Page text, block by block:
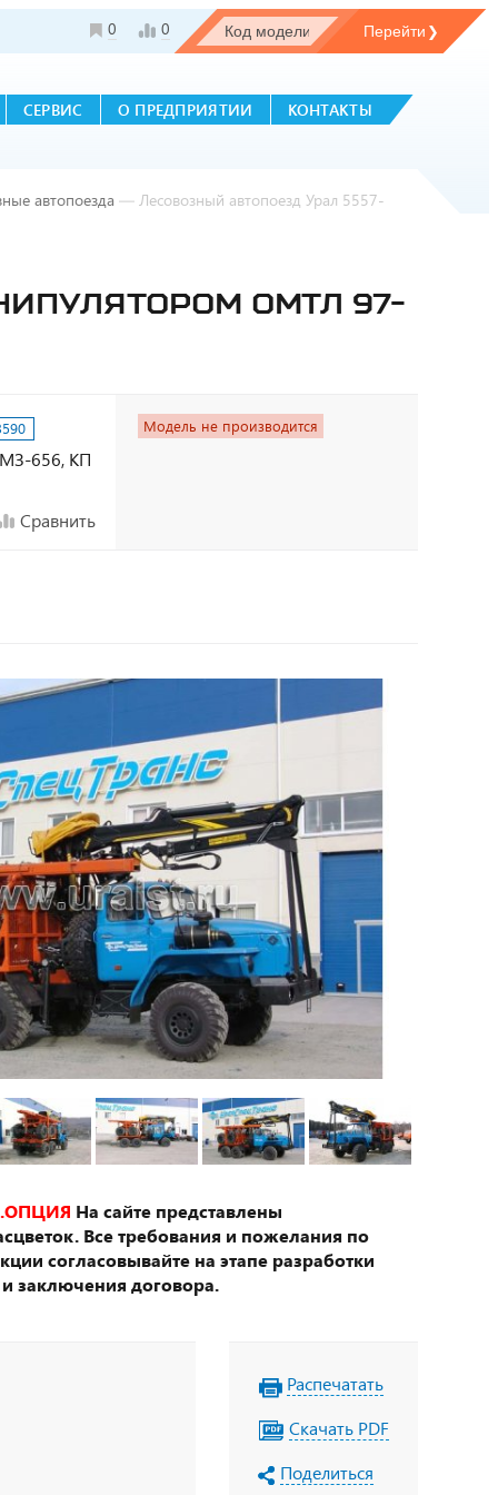
0 0
СЕРВИС О ПРЕДПРИЯТИИ КОНТАКТЫ
автопоезда — Лесовозный автопоезд Урал 5557-
ОМТЛ 97-
656, КП
Сравнить
Модель не производится
На сайте представлены
Все требования и пожелания по
согласовывайте на этапе разработки
заключения договора.
Распечатать
Скачать PDF
Поделиться